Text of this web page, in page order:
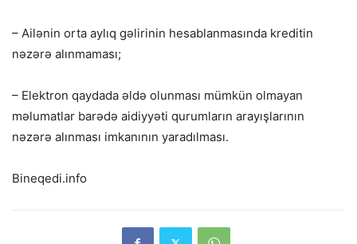
– Ailənin orta aylıq gəlirinin hesablanmasında kreditin
nəzərə alınmaması;
– Elektron qaydada əldə olunması mümkün olmayan
məlumatlar barədə aidiyyəti qurumların arayışlarının
nəzərə alınması imkanının yaradılması.
Bineqedi.info